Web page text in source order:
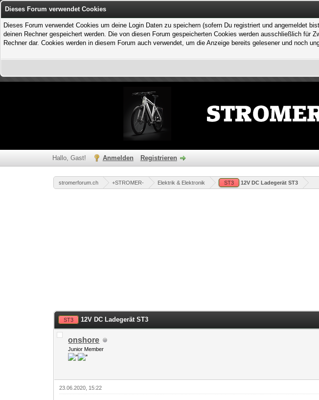
Dieses Forum verwendet Cookies
Dieses Forum verwendet Cookies um deine Login Daten zu speichern (sofern Du registriert und angemeldet
deinen Rechner gespeichert werden. Die von diesen Forum gespeicherten Cookies werden ausschließlich
Rechner dar. Cookies werden in diesem Forum auch verwendet, um die Anzeige bereits gelesener und noch
Hallo, Gast! Anmelden Registrieren
stromerforum.ch +STROMER- Elektrik & Elektronik ST3 12V DC Ladegerät ST3
ST3 12V DC Ladegerät ST3
onshore
Junior Member
23.06.2020, 15:22